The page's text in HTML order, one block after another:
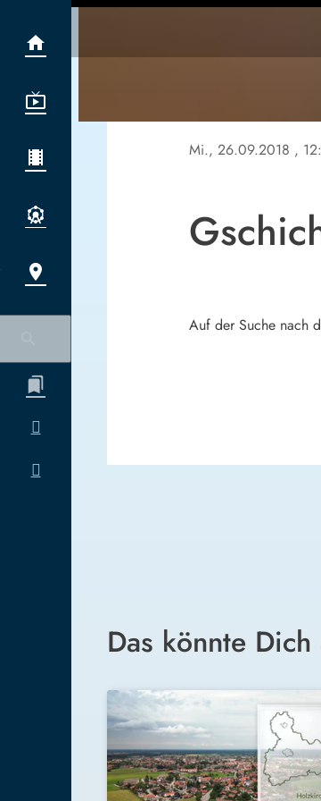
Mi., 26.09.2018 ,
Auf der Suche nach
Das könnte